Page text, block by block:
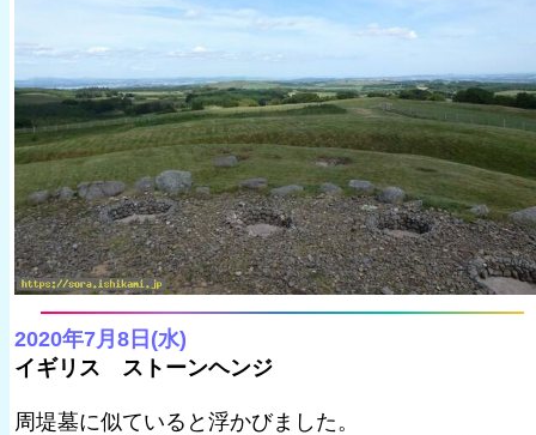
2020年7月8日(水)
イギリス ストーンヘンジ
周堤墓に似ていると浮かびました。